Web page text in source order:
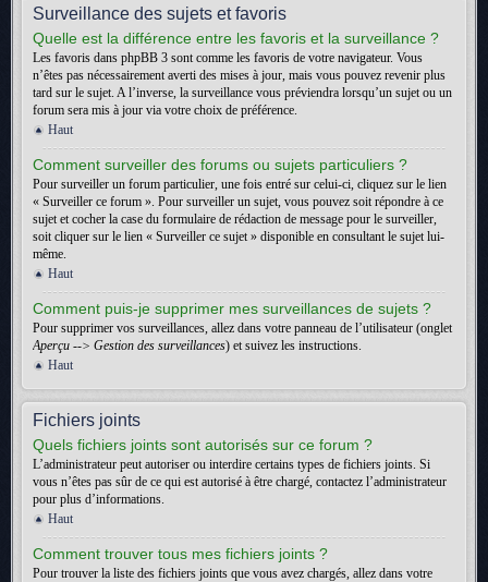
Surveillance des sujets et favoris
Quelle est la différence entre les favoris et la surveillance ?
Les favoris dans phpBB 3 sont comme les favoris de votre navigateur. Vous
n’êtes pas nécessairement averti des mises à jour, mais vous pouvez revenir plus
tard sur le sujet. A l’inverse, la surveillance vous préviendra lorsqu’un sujet ou un
forum sera mis à jour via votre choix de préférence.
Haut
Comment surveiller des forums ou sujets particuliers ?
Pour surveiller un forum particulier, une fois entré sur celui-ci, cliquez sur le lien
« Surveiller ce forum ». Pour surveiller un sujet, vous pouvez soit répondre à ce
sujet et cocher la case du formulaire de rédaction de message pour le surveiller,
soit cliquer sur le lien « Surveiller ce sujet » disponible en consultant le sujet lui-
même.
Haut
Comment puis-je supprimer mes surveillances de sujets ?
Pour supprimer vos surveillances, allez dans votre panneau de l’utilisateur (onglet
Aperçu --> Gestion des surveillances) et suivez les instructions.
Haut
Fichiers joints
Quels fichiers joints sont autorisés sur ce forum ?
L’administrateur peut autoriser ou interdire certains types de fichiers joints. Si
vous n’êtes pas sûr de ce qui est autorisé à être chargé, contactez l’administrateur
pour plus d’informations.
Haut
Comment trouver tous mes fichiers joints ?
Pour trouver la liste des fichiers joints que vous avez chargés, allez dans votre